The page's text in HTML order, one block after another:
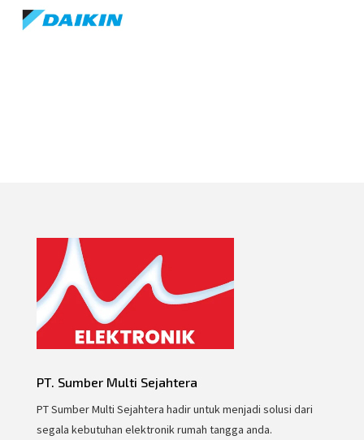
PT. Sumber Multi Sejahtera
PT Sumber Multi Sejahtera hadir untuk menjadi solusi dari
segala kebutuhan elektronik rumah tangga anda.